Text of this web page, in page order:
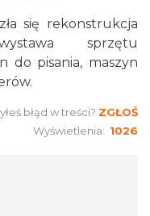
się rekonstrukcja
sprzętu
do pisania, maszyn
błąd w treści? ZGŁOŚ
Wyświetlenia: 1026